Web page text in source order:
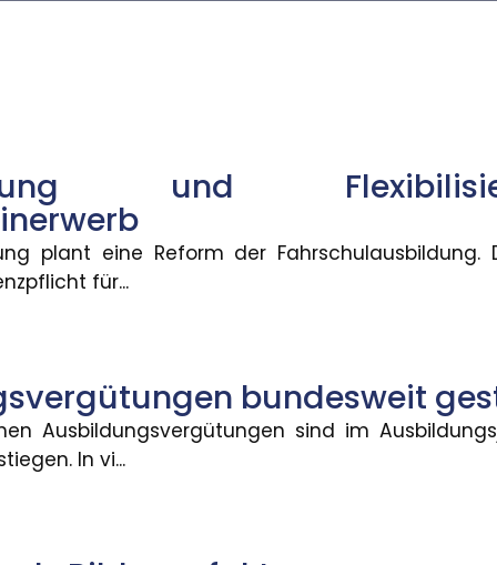
und
plant eine Reform der Fahrschulausbildung.
für...
bundesweit
Ausbildungsvergütungen sind im
In vi...
im Führerscheinerwerb
Fahrschulausbildung. Der Gesetzentwurf dazu
gestiegen
sind im Ausbildungsjahr 2025/26 im Schnitt
? aber nicht für alle. Die Verfügbarkeit von
stark zwischen
neu zugegangenen Altersrenten betrugen 2025